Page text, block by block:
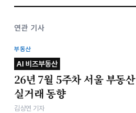
연관 기사
부동산
AI 비즈부동산
26년 7월 5주차 서울 부동산
실거래 동향
김상연 기자